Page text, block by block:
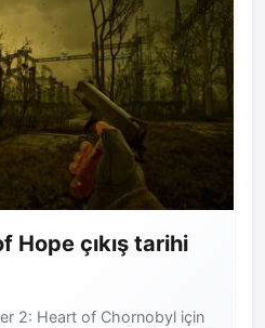
Hope çıkış tarihi
2: Heart of Chornobyl için